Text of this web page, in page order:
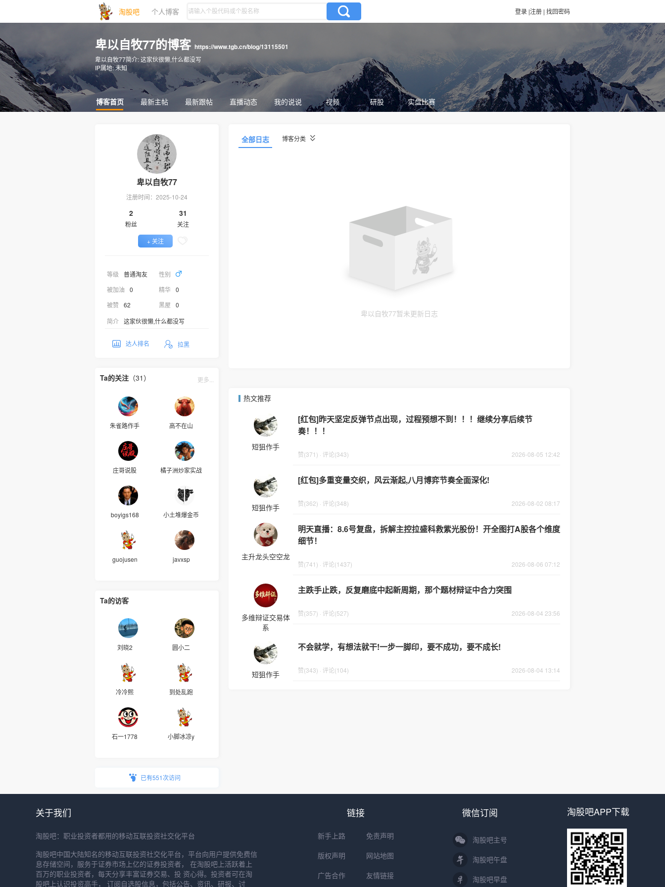
淘股吧 个人博客 登录 |注册 | 找回密码
卑以自牧77的博客 https://www.tgb.cn/blog/13115501
卑以自牧77简介:这家伙很懒,什么都没写
IP属地:未知
博客首页 最新主帖 最新跟帖 直播动态 我的说说 视频 研股 实盘比赛
卑以自牧77
注册时间：2025-10-24
2
粉丝
31
关注
+ 关注
等级 普通淘友
性别
被加油
0 精华 0
被赞 62 黑屋
0
简介 这家伙很懒,什么都没写
达人排名 拉黑
Ta的关注 （31） 更多...
朱雀路作手 高不在山
庄哥说股 橘子洲炒家实战
boyigs168 小土堆爆金币
guojusen javxsp
Ta的访客
刘晓2 圆小二
冷冷熙 到处乱跑
石一1778 小脚冰凉y
已有551次访问
全部日志 博客分类
卑以自牧77暂未更新日志
热文推荐
短狙作手
[红包]昨天坚定反弹节点出现，过程预想不到！！！继续分享后续节
奏！！！
赞(371) · 评论(343) 2026-08-05 12:42
短狙作手
[红包]多重变量交织，风云渐起,八月博弈节奏全面深化!
赞(362) · 评论(348) 2026-08-02 08:17
主升龙头空空龙
明天直播：8.6号复盘，拆解主控拉盛科救紫光股份！开全图打A股各个维度
细节！
赞(741) · 评论(1437) 2026-08-06 07:12
多维辩证交易体
系
主跌手止跌，反复磨底中起新周期，那个题材辩证中合力突围
赞(357) · 评论(527) 2026-08-04 23:56
短狙作手
不会就学，有想法就干!一步一脚印，要不成功，要不成长!
赞(343) · 评论(104) 2026-08-04 13:14
关于我们
淘股吧：职业投资者都用的移动互联投资社交化平台
淘股吧中国大陆知名的移动互联投资社交化平台，平台向用户提供免费信
息存储空间，服务于证券市场上亿的证券投资者， 在淘股吧上活跃着上
百万的职业投资者，每天分享丰富证券交易、投 资心得。投资者可在淘
股吧上认识投资高手， 订阅自选股信息，包括公告、资讯、研报、讨
链接
新手上路 免责声明
版权声明 网站地图
广告合作 友情链接
微信订阅
淘股吧主号
淘股吧午盘
淘股吧早盘
淘股吧APP下载